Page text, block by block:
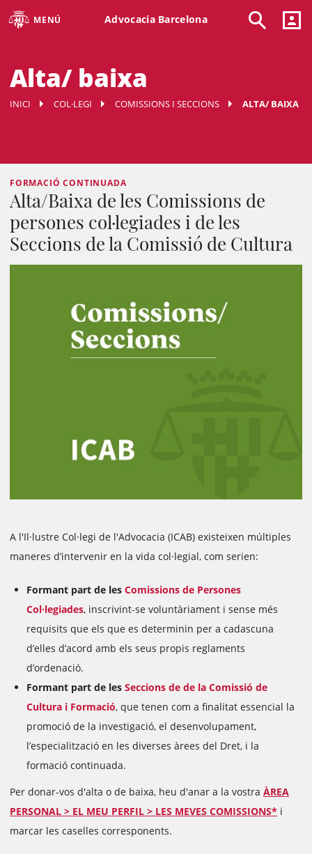
MENÚ Advocacia Barcelona
Alta/ baixa
INICI COL·LEGI COMISSIONS I SECCIONS ALTA/ BAIXA
FORMACIÓ CONTINUADA
Alta/Baixa de les Comissions de
persones col·legiades i de les
Seccions de la Comissió de Cultura
A l'Il·lustre Col·legi de l'Advocacia (ICAB) existeixen múltiples
maneres d’intervenir en la vida col·legial, com serien:
Formant part de les Comissions de Persones
Col·legiades, inscrivint-se voluntàriament i sense més
requisits que els que es determinin per a cadascuna
d’elles d’acord amb els seus propis reglaments
d’ordenació.
Formant part de les Seccions de de la Comissió de
Cultura i Formació, que tenen com a finalitat essencial la
promoció de la investigació, el desenvolupament,
l’especialització en les diverses àrees del Dret, i la
formació continuada.
Per donar-vos d'alta o de baixa, heu d'anar a la vostra ÀREA
PERSONAL > EL MEU PERFIL > LES MEVES COMISSIONS* i
marcar les caselles corresponents.